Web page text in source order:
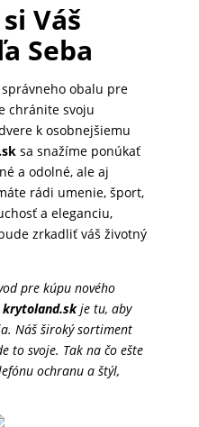
Váš
Seba
obalu pre
chránite svoju
k osobnejšiemu
sa snažíme ponúkať
a odolné, ale aj
rádi umenie, šport,
a eleganciu,
zrkadliť váš životný
pre kúpu nového
krytoland.skje tu, aby
Náš široký sortiment
to svoje. Tak na čo ešte
ochranu a štýl,